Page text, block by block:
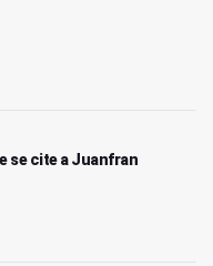
se cite a Juanfran